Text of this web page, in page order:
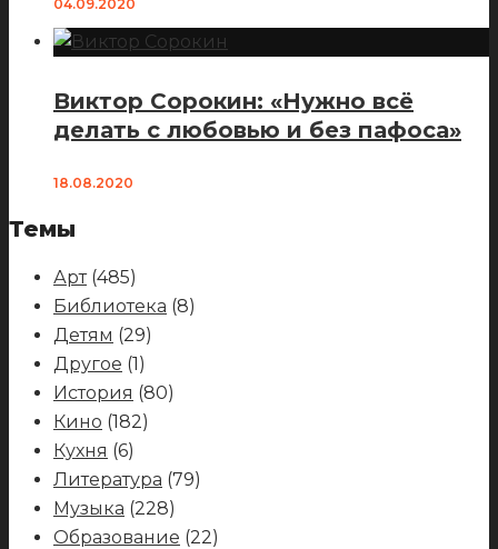
04.09.2020
Виктор Сорокин: «Нужно всё
делать с любовью и без пафоса»
18.08.2020
Темы
Арт(485)
Библиотека (8)
Детям (29)
Другое (1)
История (80)
Кино (182)
Кухня (6)
Литература (79)
Музыка (228)
Образование (22)